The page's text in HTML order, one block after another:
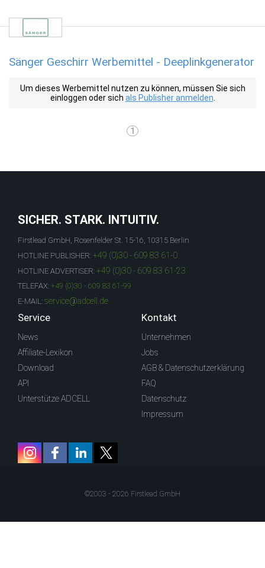
Sänger Geschirr Werbemittel - Deeplinkgenerator
Um dieses Werbemittel nutzen zu können, müssen Sie sich
einloggen oder sich als Publisher anmelden
1
SICHER. STARK. INTUITIV.
Firstlead GmbH, Rosenfelder St. 15-16, 10315 Berlin
HOTLINE PUBLISHER: +49 (0)30 - 609 83 61-0
HOTLINE ADVERTISER: +49 (0)30 - 609 83 61-23
TELEFAX: +49 (0)30 - 609 83 61-99
E-MAIL: service@adcell.de
Service
News
Affiliate-Lexikon
Download
API
Unterstütze ADCELL
Kontakt
Unternehmen
Jobs
AGB & Datenschutzerklärung
FAQ
Datenschutz
Impressum
©2003 - 2026 Firstlead GmbH